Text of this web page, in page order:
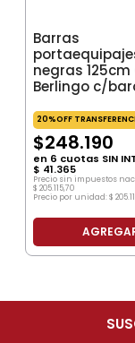
Barras
negras
Berlingo c/
20%OFF
$248.190
en 6 cuotas SIN
$ 41.365
Precio sin impuestos
$ 205.115,70
Precio por unidad:$ 205.